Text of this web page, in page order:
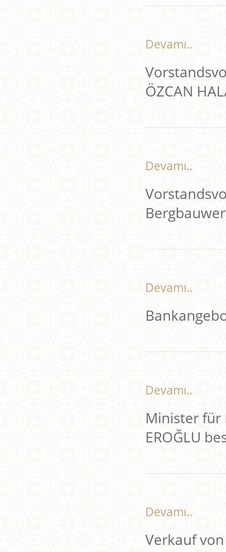
Devamı..
ÖZCAN
Devamı..
Devamı..
Devamı..
Minister für
EROĞLU
Devamı..
Verkauf